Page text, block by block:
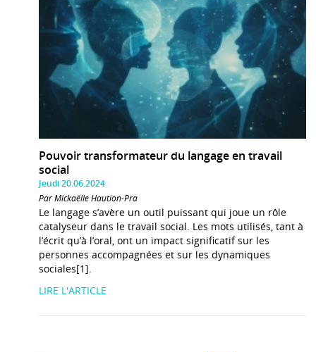
Pouvoir transformateur du langage en travail
social
Jeudi 20.06.2024
Par Mickaëlle Haution-Pra
Le langage s’avère un outil puissant qui joue un rôle
catalyseur dans le travail social. Les mots utilisés, tant à
l’écrit qu’à l’oral, ont un impact significatif sur les
personnes accompagnées et sur les dynamiques
sociales[1].
LIRE L'ARTICLE